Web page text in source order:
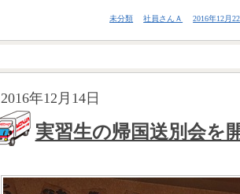
未分類 社員さんＡ 2016年12月
2016年12月14日
実習生の帰国送別会を